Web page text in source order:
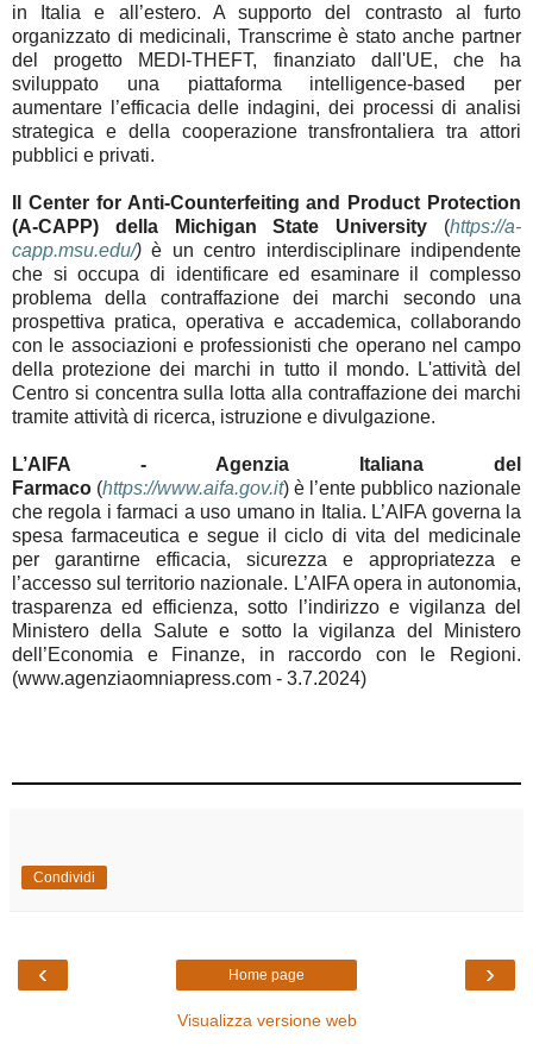
in Italia e all’estero. A supporto del contrasto al furto
organizzato di medicinali, Transcrime è stato anche partner
del progetto MEDI-THEFT, finanziato dall'UE, che ha
sviluppato una piattaforma intelligence-based per
aumentare l’efficacia delle indagini, dei processi di analisi
strategica e della cooperazione transfrontaliera tra attori
pubblici e privati.
Il Center for Anti-Counterfeiting and Product Protection
(A-CAPP) della Michigan State University (https://a-
capp.msu.edu/) è un centro interdisciplinare indipendente
che si occupa di identificare ed esaminare il complesso
problema della contraffazione dei marchi secondo una
prospettiva pratica, operativa e accademica, collaborando
con le associazioni e professionisti che operano nel campo
della protezione dei marchi in tutto il mondo. L'attività del
Centro si concentra sulla lotta alla contraffazione dei marchi
tramite attività di ricerca, istruzione e divulgazione.
L’AIFA - Agenzia Italiana del
Farmaco (https://www.aifa.gov.it) è l’ente pubblico nazionale
che regola i farmaci a uso umano in Italia. L’AIFA governa la
spesa farmaceutica e segue il ciclo di vita del medicinale
per garantirne efficacia, sicurezza e appropriatezza e
l’accesso sul territorio nazionale. L’AIFA opera in autonomia,
trasparenza ed efficienza, sotto l’indirizzo e vigilanza del
Ministero della Salute e sotto la vigilanza del Ministero
dell’Economia e Finanze, in raccordo con le Regioni.
(www.agenziaomniapress.com - 3.7.2024)
Condividi
‹ ›
Home page
Visualizza versione web